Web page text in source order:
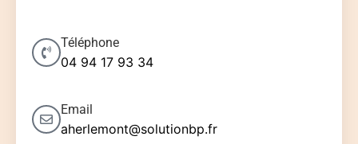
Téléphone
04 94 17 93 34
Email
aherlemont@solutionbp.fr